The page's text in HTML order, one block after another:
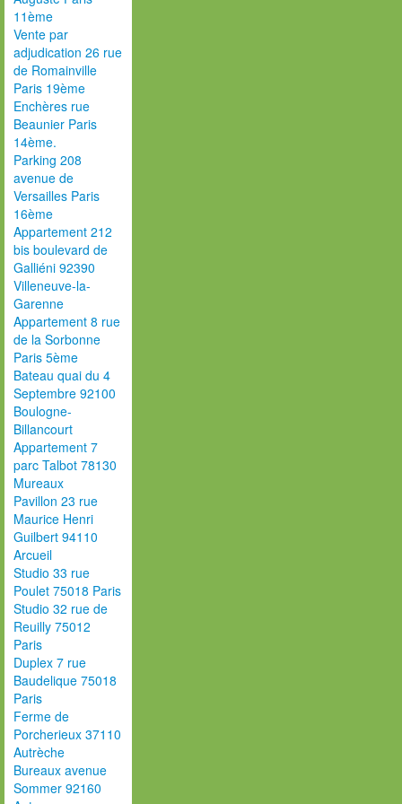
11ème
Vente par
adjudication 26 rue
de Romainville
Paris 19ème
Enchères rue
Beaunier Paris
14ème.
Parking 208
avenue de
Versailles Paris
16ème
Appartement 212
bis boulevard de
Galliéni 92390
Villeneuve-la-
Garenne
Appartement 8 rue
de la Sorbonne
Paris 5ème
Bateau quai du 4
Septembre 92100
Boulogne-
Billancourt
Appartement 7
parc Talbot 78130
Mureaux
Pavillon 23 rue
Maurice Henri
Guilbert 94110
Arcueil
Studio 33 rue
Poulet 75018 Paris
Studio 32 rue de
Reuilly 75012
Paris
Duplex 7 rue
Baudelique 75018
Paris
Ferme de
Porcherieux 37110
Autrèche
Bureaux avenue
Sommer 92160